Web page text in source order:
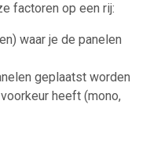
factoren op een rij:
waar je de panelen
geplaatst worden
heeft (mono,